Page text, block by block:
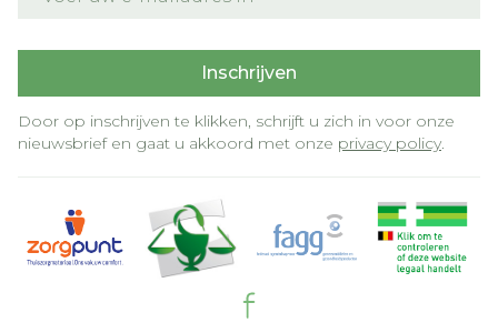
Inschrijven
Door op inschrijven te klikken, schrijft u zich in voor onze
nieuwsbrief en gaat u akkoord met onze privacy policy.